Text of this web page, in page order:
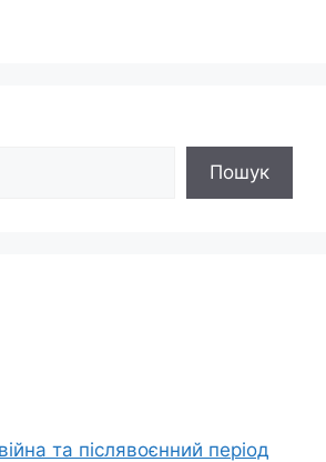
Пошук
та післявоєнний період